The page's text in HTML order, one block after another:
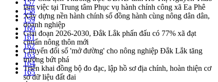
làm việc tại Trung tâm Phục vụ hành chính công xã Ea Phê
Xây dựng nền hành chính số đồng hành cùng nông dân dân,
doanh nghiệp
Giai đoạn 2026-2030, Đắk Lắk phấn đấu có 77% xã đạt
chuẩn nông thôn mới
Chuyển đổi số 'mở đường' cho nông nghiệp Đắk Lắk tăng
trưởng bứt phá
Triển khai đồng bộ đo đạc, lập hồ sơ địa chính, hoàn thiện cơ
sở dữ liệu đất đai
157
158
159
160
161
162
163
164
165